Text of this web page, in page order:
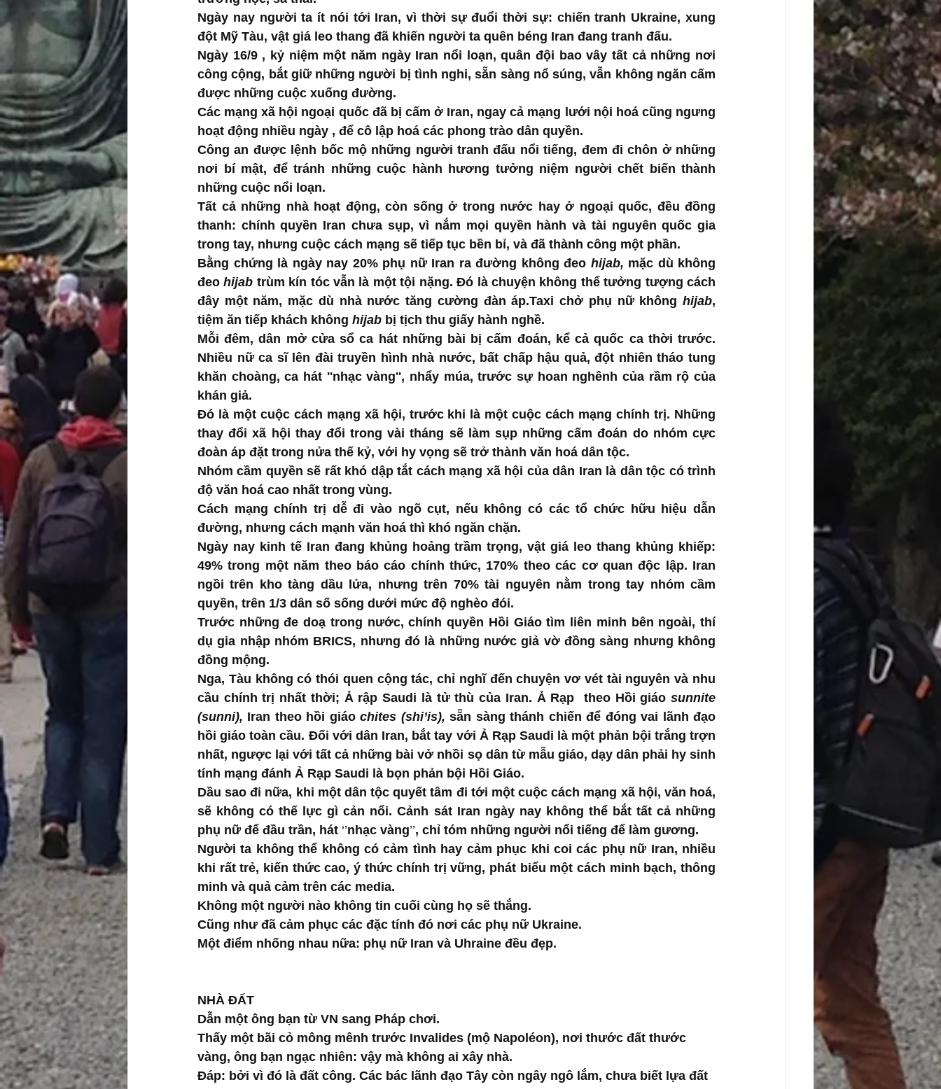
Ngày nay người ta ít nói tới Iran, vì thời sự đuổi thời sự: chiến tranh Ukraine, xung
đột Mỹ Tàu, vật giá leo thang đã khiến người ta quên béng Iran đang tranh đấu.
Ngày 16/9 , kỷ niệm một năm ngày Iran nổi loạn, quân đội bao vây tất cả những nơi
công cộng, bắt giữ những người bị tình nghi, sẵn sàng nổ súng, vẫn không ngăn cấm
được những cuộc xuống đường.
Các mạng xã hội ngoại quốc đã bị cấm ở Iran, ngay cả mạng lưới nội hoá cũng ngưng
hoạt động nhiều ngày , để cô lập hoá các phong trào dân quyền.
Công an được lệnh bốc mộ những người tranh đấu nổi tiếng, đem đi chôn ở những
nơi bí mật, để tránh những cuộc hành hương tưởng niệm người chết biến thành
những cuộc nổi loạn.
Tất cả những nhà hoạt động, còn sống ở trong nước hay ở ngoại quốc, đều đồng
thanh: chính quyền Iran chưa sụp, vì nắm mọi quyền hành và tài nguyên quốc gia
trong tay, nhưng cuộc cách mạng sẽ tiếp tục bền bỉ, và đã thành công một phần.
Bằng chứng là ngày nay 20% phụ nữ Iran ra đường không đeo hijab, mặc dù không
đeo hijab trùm kín tóc vẫn là một tội nặng. Đó là chuyện không thể tưởng tượng cách
đây một năm, mặc dù nhà nước tăng cường đàn áp.Taxi chở phụ nữ không hijab,
tiệm ăn tiếp khách không hijab bị tịch thu giấy hành nghề.
Mỗi đêm, dân mở cửa sổ ca hát những bài bị cấm đoán, kể cả quốc ca thời trước.
Nhiều nữ ca sĩ lên đài truyền hình nhà nước, bất chấp hậu quả, đột nhiên tháo tung
khăn choàng, ca hát ''nhạc vàng'', nhẩy múa, trước sự hoan nghênh của rầm rộ của
khán giả.
Đó là một cuộc cách mạng xã hội, trước khi là một cuộc cách mạng chính trị. Những
thay đổi xã hội thay đổi trong vài tháng sẽ làm sụp những cấm đoán do nhóm cực
đoàn áp đặt trong nửa thế kỷ, với hy vọng sẽ trở thành văn hoá dân tộc.
Nhóm cầm quyền sẽ rất khó dập tắt cách mạng xã hội của dân Iran là dân tộc có trình
độ văn hoá cao nhất trong vùng.
Cách mạng chính trị dễ đi vào ngõ cụt, nếu không có các tổ chức hữu hiệu dẫn
đường, nhưng cách mạnh văn hoá thì khó ngăn chặn.
Ngày nay kinh tế Iran đang khủng hoảng trầm trọng, vật giá leo thang khủng khiếp:
49% trong một năm theo báo cáo chính thức, 170% theo các cơ quan độc lập. Iran
ngồi trên kho tàng dầu lửa, nhưng trên 70% tài nguyên nằm trong tay nhóm cầm
quyền, trên 1/3 dân số sống dưới mức độ nghèo đói.
Trước những đe doạ trong nước, chính quyền Hồi Giáo tìm liên minh bên ngoài, thí
dụ gia nhập nhóm BRICS, nhưng đó là những nước giả vờ đồng sàng nhưng không
đồng mộng.
Nga, Tàu không có thói quen cộng tác, chỉ nghĩ đến chuyện vơ vét tài nguyên và nhu
cầu chính trị nhất thời; Ả rập Saudi là tử thù của Iran. Ả Rạp  theo Hồi giáo sunnite
(sunni), Iran theo hồi giáo chites (shi’is), sẵn sàng thánh chiến để đóng vai lãnh đạo
hồi giáo toàn cầu. Đối với dân Iran, bắt tay với Ả Rạp Saudi là một phản bội trắng trợn
nhất, ngược lại với tất cả những bài vở nhồi sọ dân từ mẫu giáo, dạy dân phải hy sinh
tính mạng đánh Ả Rạp Saudi là bọn phản bội Hồi Giáo.
Dầu sao đi nữa, khi một dân tộc quyết tâm đi tới một cuộc cách mạng xã hội, văn hoá,
sẽ không có thế lực gì cản nổi. Cảnh sát Iran ngày nay không thể bắt tất cả những
phụ nữ để đầu trần, hát ‘’nhạc vàng’’, chỉ tóm những người nổi tiếng để làm gương.
Người ta không thể không có cảm tình hay cảm phục khi coi các phụ nữ Iran, nhiều
khi rất trẻ, kiến thức cao, ý thức chính trị vững, phát biểu một cách minh bạch, thông
minh và quả cảm trên các media.
Không một người nào không tin cuối cùng họ sẽ thắng.
Cũng như đã cảm phục các đặc tính đó nơi các phụ nữ Ukraine.
Một điểm nhống nhau nữa: phụ nữ Iran và Uhraine đều đẹp.
NHÀ ĐẤT
Dẫn một ông bạn từ VN sang Pháp chơi.
Thấy một bãi cỏ mông mênh trước Invalides (mộ Napoléon), nơi thước đất thước
vàng, ông bạn ngạc nhiên: vậy mà không ai xây nhà.
Đáp: bởi vì đó là đất công. Các bác lãnh đạo Tây còn ngây ngô lắm, chưa biết lựa đất